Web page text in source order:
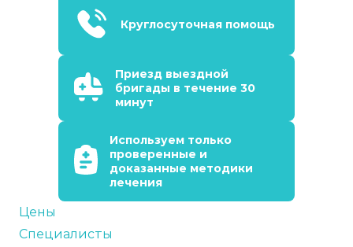
Круглосуточная помощь
Приезд выездной
бригады в течение 30
минут
Используем только
проверенные и
доказанные методики
лечения
Цены
Специалисты